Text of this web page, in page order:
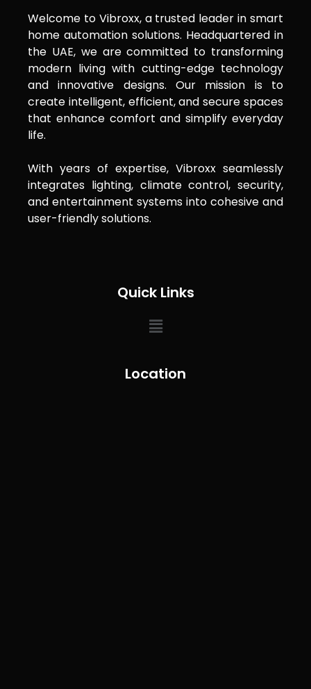
Welcome to Vibroxx, a trusted leader in smart
home automation solutions. Headquartered in
the UAE, we are committed to transforming
modern living with cutting-edge technology
and innovative designs. Our mission is to
create intelligent, efficient, and secure spaces
that enhance comfort and simplify everyday
life.
With years of expertise, Vibroxx seamlessly
integrates lighting, climate control, security,
and entertainment systems into cohesive and
user-friendly solutions.
Quick Links
Location